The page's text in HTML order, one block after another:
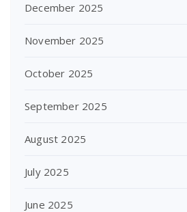
December 2025
November 2025
October 2025
September 2025
August 2025
July 2025
June 2025